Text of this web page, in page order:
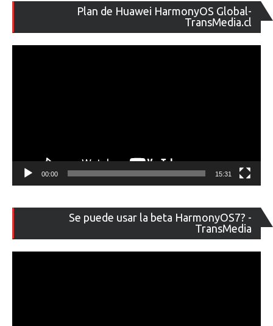
Plan de Huawei HarmonyOS Global-
TransMedia.cl
de
00:00 15:31
Se puede usar la beta HarmonyOS7? -
TransMedia
de